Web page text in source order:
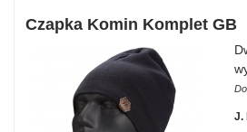
Czapka Komin Komplet GB
J.